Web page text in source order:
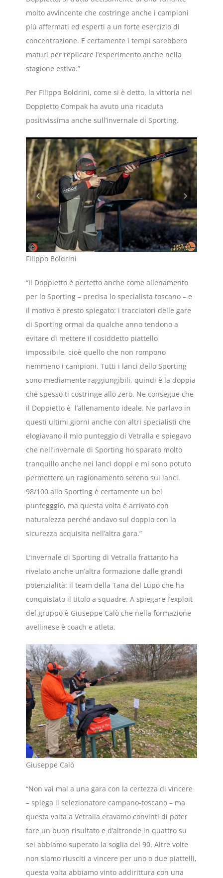
molto avvincente che costringe anche i campioni
più affermati ed esperti a un forte esercizio di
concentrazione. E certamente i tempi sarebbero
maturi per replicare l’esperimento anche nella
stagione estiva.”
Per Filippo Boldrini, come si è detto, la vittoria nel
Doppietto Compak ha avuto una ricaduta
positivissima anche sull’invernale di Sporting.
Filippo Boldrini
“Il Doppietto è perfetto anche come allenamento
per lo Sporting – precisa lo specialista toscano – e
il motivo è presto spiegato: i tracciatori delle gare
di Sporting ormai da qualche anno tendono a
evitare di mettere il cosiddetto piattello
impossibile, cioè quello che non rompono
nemmeno i campioni. Tutti i lanci dello Sporting
sono mediamente raggiungibili, quindi è la doppia
che spesso ti costringe allo zero. Ne consegue che
il Doppietto è l’allenamento ideale. Ne parlavo in
questi ultimi giorni anche con altri specialisti che
elogiavano il mio punteggio di Vetralla e spiegavo
che nell’invernale di Sporting ho sparato molto
tranquillo anche nei lanci doppi e mi sono potuto
permettere un ragionamento sereno sui lanci.
98/100 allo Sporting è certamente un bel
puntegggio, ma questa volta è arrivato con
naturalezza perché andavo sul doppio con la
sicurezza acquisita nell’altra gara.”
L’invernale di Sporting di Vetralla frattanto ha
rivelato anche un’altra formazione dalle grandi
potenzialità: il team della Tana del Lupo che ha
conquistato il titolo a squadre. A spiegare l’exploit
del gruppo è Giuseppe Calò che nella formazione
avellinese è coach e atleta.
Giuseppe Calò
“Non vai mai a una gara con la certezza di vincere
– spiega il selezionatore campano-toscano – ma
questa volta a Vetralla eravamo convinti di poter
fare un buon risultato e d’altronde in quattro su
sei abbiamo superato la soglia del 90. Altre volte
non siamo riusciti a vincere per uno o due piattelli,
questa volta abbiamo vinto addirittura con una